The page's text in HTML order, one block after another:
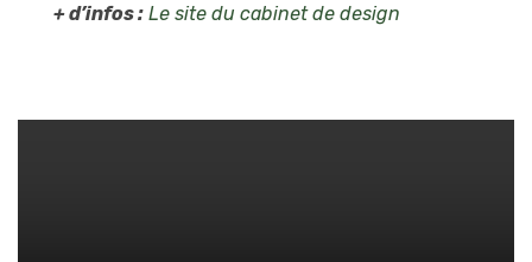
+ d’infos : Le site du cabinet de design